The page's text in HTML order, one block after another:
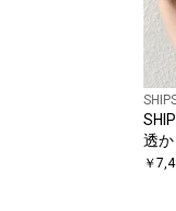
透
￥